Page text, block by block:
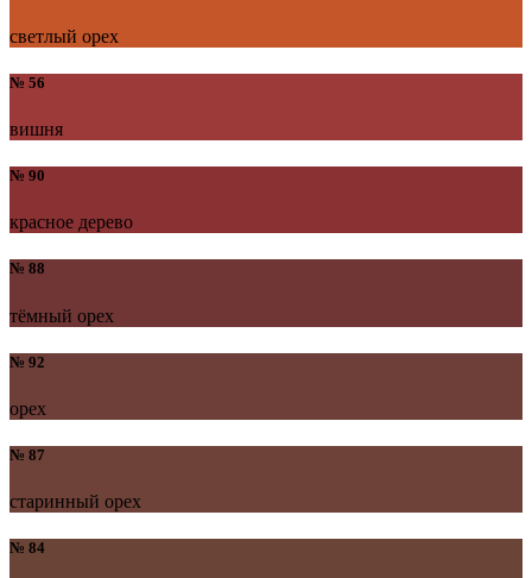
светлый орех
№ 56
вишня
№ 90
красное дерево
№ 88
тёмный орех
№ 92
орех
№ 87
старинный орех
№ 84